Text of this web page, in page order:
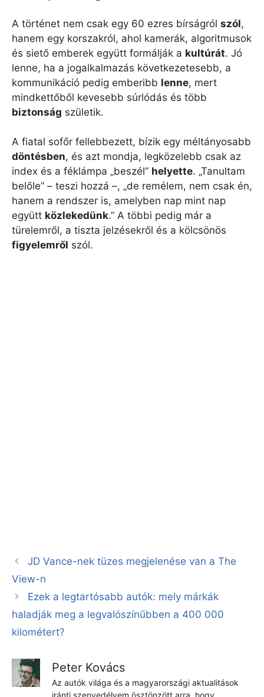
A történet nem csak egy 60 ezres bírságról szól,
hanem egy korszakról, ahol kamerák, algoritmusok
és siető emberek együtt formálják a kultúrát. Jó
lenne, ha a jogalkalmazás következetesebb, a
kommunikáció pedig emberibb lenne, mert
mindkettőből kevesebb súrlódás és több
biztonság születik.
A fiatal sofőr fellebbezett, bízik egy méltányosabb
döntésben, és azt mondja, legközelebb csak az
index és a féklámpa „beszél” helyette. „Tanultam
belőle” – teszi hozzá –, „de remélem, nem csak én,
hanem a rendszer is, amelyben nap mint nap
együtt közlekedünk.” A többi pedig már a
türelemről, a tiszta jelzésekről és a kölcsönös
figyelemről szól.
JD Vance-nek tüzes megjelenése van a The
View-n
Ezek a legtartósabb autók: mely márkák
haladják meg a legvalószínűbben a 400 000
kilométert?
Peter Kovács
Az autók világa és a magyarországi aktualitások
iránti szenvedélyem ösztönzött arra, hogy